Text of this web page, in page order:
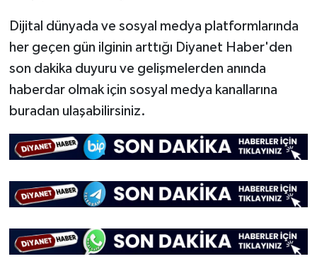
Dijital dünyada ve sosyal medya platformlarında
her geçen gün ilginin arttığı Diyanet Haber'den
son dakika duyuru ve gelişmelerden anında
haberdar olmak için sosyal medya kanallarına
buradan ulaşabilirsiniz.
Denizli Müftülüğü
Diyarbakır Müftülüğü
Düzce Müftülüğü
Edirne Müftülüğü
Elazığ Müftülüğü
Erzincan Müftülüğü
Diyanet TV
İhtida Haberleri
YAŞAM